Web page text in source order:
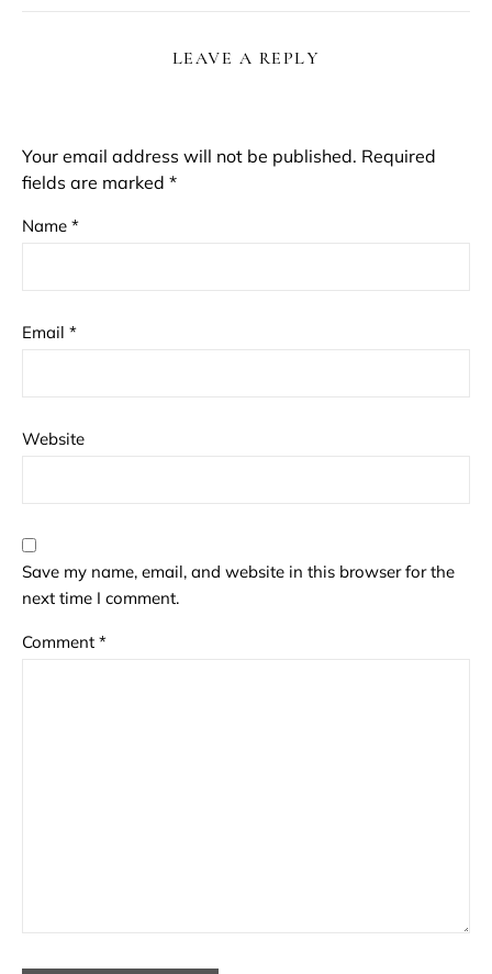
LEAVE A REPLY
Your email address will not be published. Required
fields are marked *
Name *
Email *
Website
Save my name, email, and website in this browser for the
next time I comment.
Comment *